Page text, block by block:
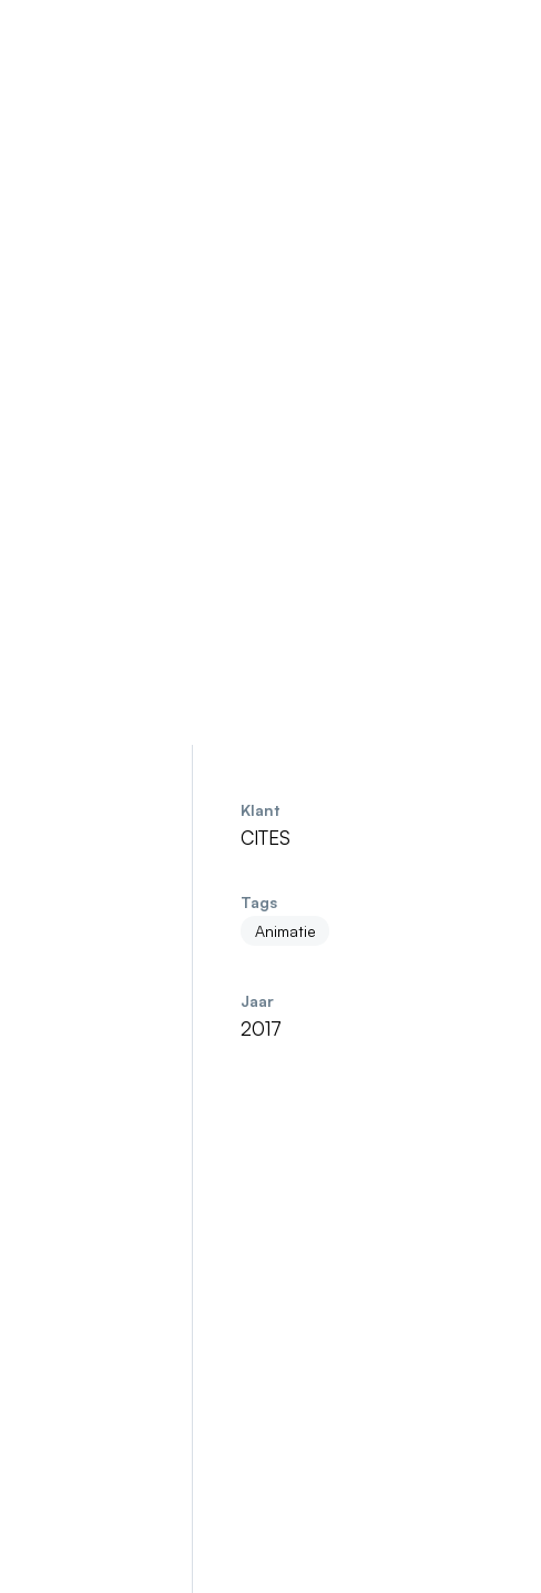
Klant
CITES
Tags
Animatie
Jaar
2017